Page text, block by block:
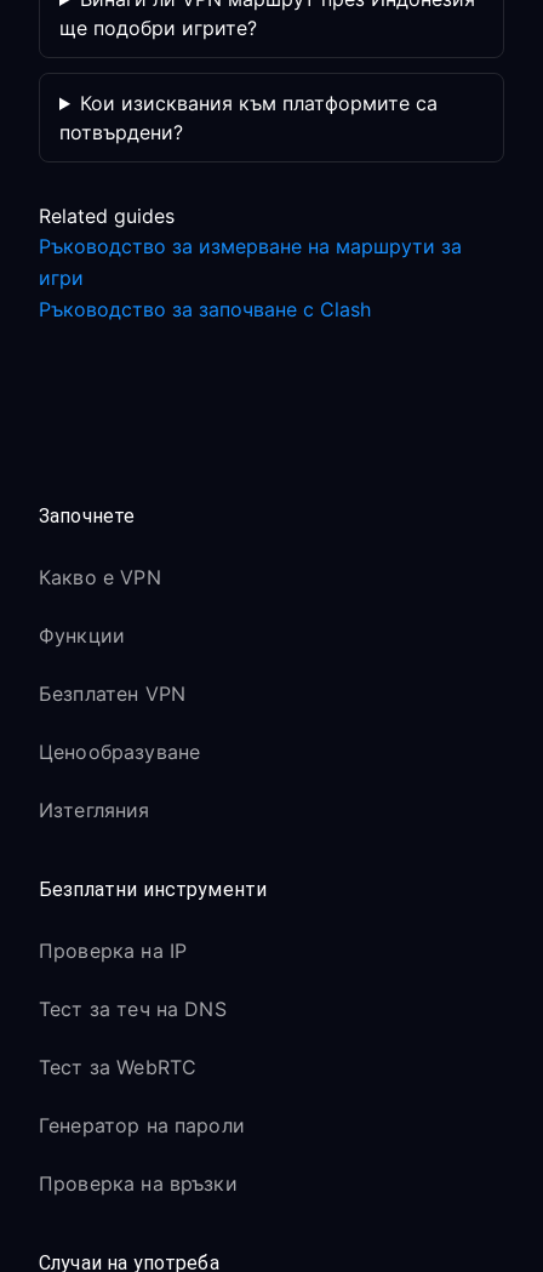
ще подобри игрите?
Кои изисквания към платформите са
потвърдени?
Related guides
Ръководство за измерване на маршрути за
игри
Ръководство за започване с Clash
Започнете
Какво е VPN
Функции
Безплатен VPN
Ценообразуване
Изтегляния
Безплатни инструменти
Проверка на IP
Тест за теч на DNS
Тест за WebRTC
Генератор на пароли
Проверка на връзки
Случаи на употреба